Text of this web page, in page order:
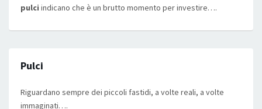
pulci indicano che è un brutto momento per investire….
Pulci
Riguardano sempre dei piccoli fastidi, a volte reali, a volte
immaginati….